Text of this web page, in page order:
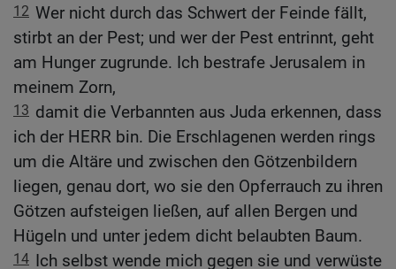
12 Wer nicht durch das Schwert der Feinde fällt,
stirbt an der Pest; und wer der Pest entrinnt, geht
am Hunger zugrunde. Ich bestrafe Jerusalem in
meinem Zorn,
13 damit die Verbannten aus Juda erkennen, dass
ich der HERR bin. Die Erschlagenen werden rings
um die Altäre und zwischen den Götzenbildern
liegen, genau dort, wo sie den Opferrauch zu ihren
Götzen aufsteigen ließen, auf allen Bergen und
Hügeln und unter jedem dicht belaubten Baum.
14 Ich selbst wende mich gegen sie und verwüste